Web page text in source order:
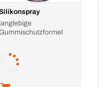
langlebige